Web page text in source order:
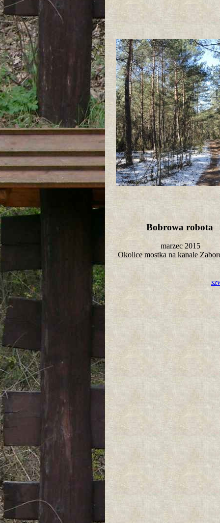
Bobrowa robota
marzec 2015
Okolice mostka na kanale